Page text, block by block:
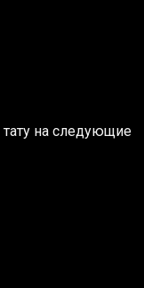
тату на следующие